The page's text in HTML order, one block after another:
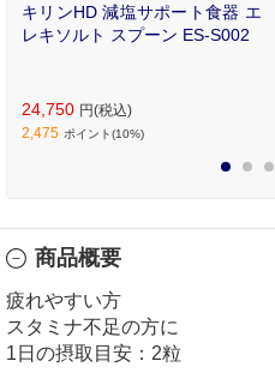
キリンHD 減塩サポート食器 エ
レキソルト スプーン ES-S002
24,750 円(税込)
2,475 ポイント(10%)
商品概要
疲れやすい方
スタミナ不足の方に
1日の摂取目安：2粒